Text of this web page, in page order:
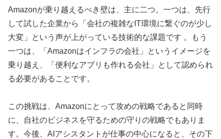
Amazonが乗り越えるべき壁は、主に二つ。一つは、先行
して試した企業から「会社の複雑なIT環境に繋ぐのが少し
大変」という声が上がっている技術的な課題です 。もう
一つは、「Amazonはインフラの会社」というイメージを
乗り越え、「便利なアプリも作れる会社」として認められ
る必要があることです。
この挑戦は、Amazonにとって攻めの戦略であると同時
に、自社のビジネスを守るための守りの戦略でもありま
す。今後、AIアシスタントが仕事の中心になると、その下